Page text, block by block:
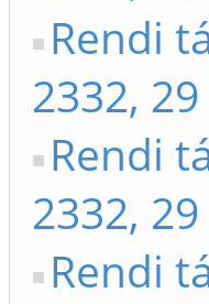
Rendi
2332, 29
Rendi
2332, 29
Rendi